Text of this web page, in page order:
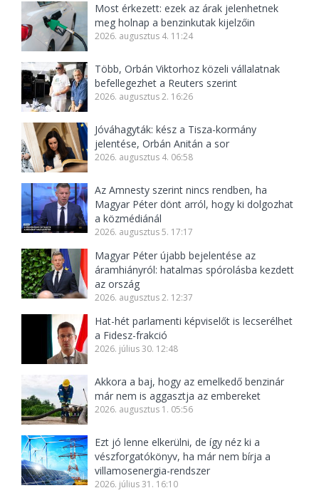
Most érkezett: ezek az árak jelenhetnek
meg holnap a benzinkutak kijelzőin
2026. augusztus 4. 11:24
Több, Orbán Viktorhoz közeli vállalatnak
befellegezhet a Reuters szerint
2026. augusztus 2. 16:26
Jóváhagyták: kész a Tisza-kormány
jelentése, Orbán Anitán a sor
2026. augusztus 4. 06:58
Az Amnesty szerint nincs rendben, ha
Magyar Péter dönt arról, hogy ki dolgozhat
a közmédiánál
2026. augusztus 5. 17:17
Magyar Péter újabb bejelentése az
áramhiányról: hatalmas spórolásba kezdett
az ország
2026. augusztus 2. 12:37
Hat-hét parlamenti képviselőt is lecserélhet
a Fidesz-frakció
2026. július 30. 12:48
Akkora a baj, hogy az emelkedő benzinár
már nem is aggasztja az embereket
2026. augusztus 1. 05:56
Ezt jó lenne elkerülni, de így néz ki a
vészforgatókönyv, ha már nem bírja a
villamosenergia-rendszer
2026. július 31. 16:10